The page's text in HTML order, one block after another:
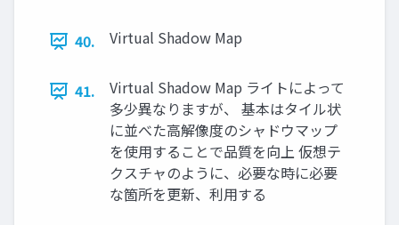
40. Virtual Shadow Map
41.
Virtual Shadow Map ライトによって
多少異なりますが、 基本はタイル状
に並べた高解像度のシャドウマップ
を使用することで品質を向上 仮想テ
クスチャのように、必要な時に必要
な箇所を更新、利用する